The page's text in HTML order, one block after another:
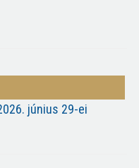
június 29-ei